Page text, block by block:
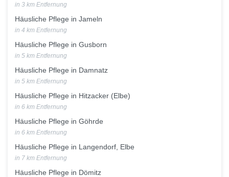
in 3 km Entfernung
Häusliche Pflege in Jameln
in 4 km Entfernung
Häusliche Pflege in Gusborn
in 5 km Entfernung
Häusliche Pflege in Damnatz
in 5 km Entfernung
Häusliche Pflege in Hitzacker (Elbe)
in 6 km Entfernung
Häusliche Pflege in Göhrde
in 6 km Entfernung
Häusliche Pflege in Langendorf, Elbe
in 7 km Entfernung
Häusliche Pflege in Dömitz